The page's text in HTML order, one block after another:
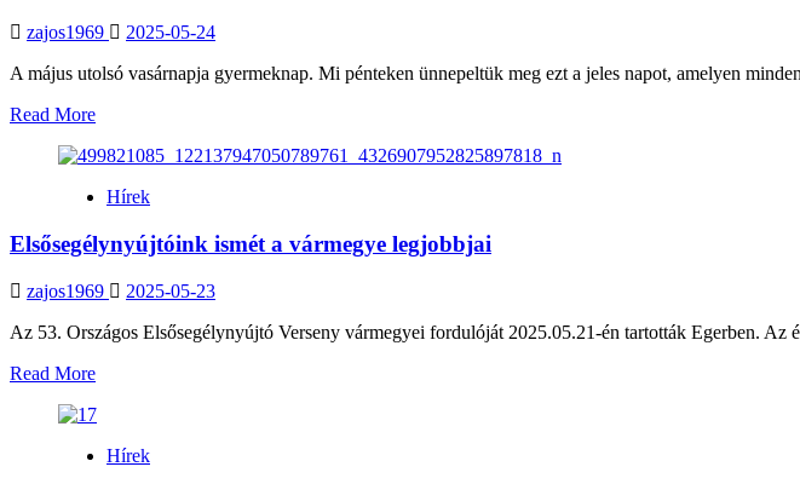
zajos1969
2025-05-24
A május utolsó vasárnapja gyermeknap. Mi pénteken ünnepeltük meg ezt a jeles napot, amelyen
Read MoreRead
about
Hírek
Elsősegélynyújtóink ismét a vármegye legjobbjai
zajos1969
2025-05-23
Az 53. Országos Elsősegélynyújtó Verseny vármegyei fordulóját 2025.05.21-én tartották Egerben. Az
Read MoreRead
about
ismét
Hírek